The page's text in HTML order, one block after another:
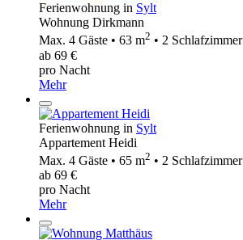
Ferienwohnung in Sylt
Wohnung Dirkmann
Max. 4 Gäste • 63 m2 • 2 Schlafzimmer
ab 69 €
pro Nacht
Mehr
Ferienwohnung in Sylt
Appartement Heidi
Max. 4 Gäste • 65 m2 • 2 Schlafzimmer
ab 69 €
pro Nacht
Mehr